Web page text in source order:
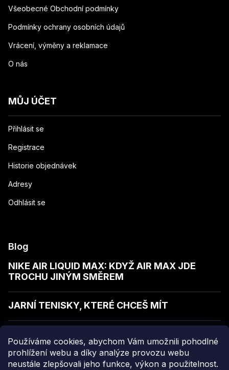
Používáme cookies, abychom Vám umožnili pohodlné
prohlížení webu a díky analýze provozu webu
neustále zlepšovali jeho funkce, výkon a použitelnost.
Všeobecné Obchodní podmínky
Podmínky ochrany osobních údajů
Vrácení, výměny a reklamace
O nás
MŮJ ÚČET
Přihlásit se
Registrace
Historie objednávek
Adresy
Odhlásit se
Blog
NIKE AIR LIQUID MAX: KDYŽ AIR MAX JDE
TROCHU JINÝM SMĚREM
JARNÍ TENISKY, KTERÉ CHCEŠ MÍT